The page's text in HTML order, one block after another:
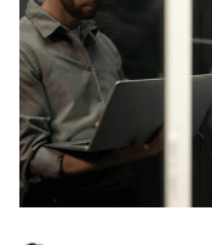
Lo último
Reino Unido
Suecia
Asia
Síguenos